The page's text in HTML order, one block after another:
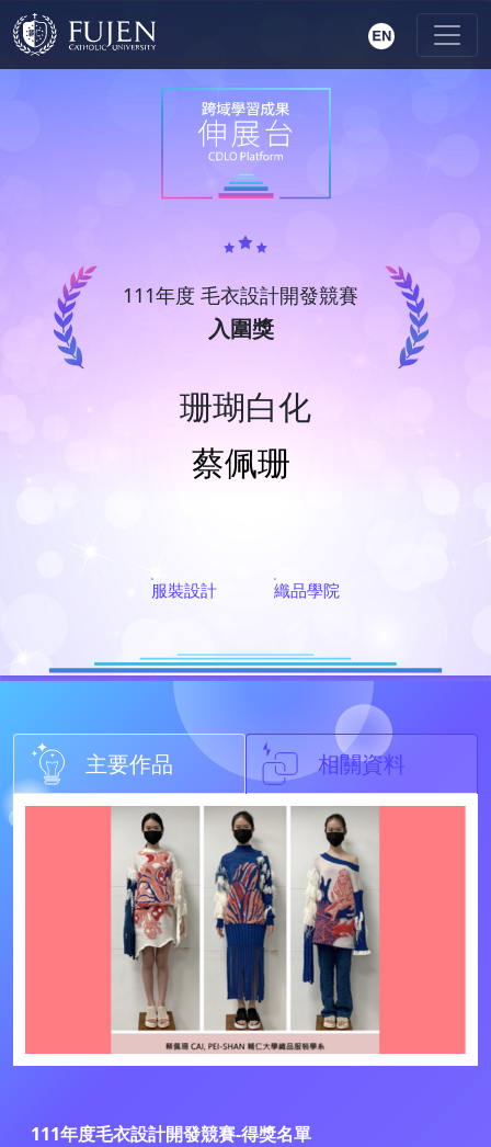
111年度 毛衣設計開發競賽
入圍獎
珊瑚白化
蔡佩珊
服裝設計 織品學院
主要作品 相關資料
111年度毛衣設計開發競賽-得獎名單